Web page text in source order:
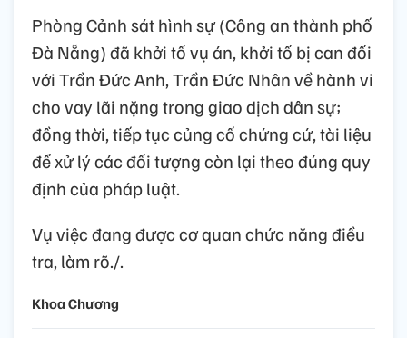
Phòng Cảnh sát hình sự (Công an thành phố
Đà Nẵng) đã khởi tố vụ án, khởi tố bị can đối
với Trần Đức Anh, Trần Đức Nhân về hành vi
cho vay lãi nặng trong giao dịch dân sự;
đồng thời, tiếp tục củng cố chứng cứ, tài liệu
để xử lý các đối tượng còn lại theo đúng quy
định của pháp luật.
Vụ việc đang được cơ quan chức năng điều
tra, làm rõ./.
Khoa Chương